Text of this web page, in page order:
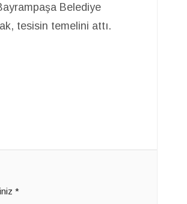
Belediye
tesisin temelini attı.
*